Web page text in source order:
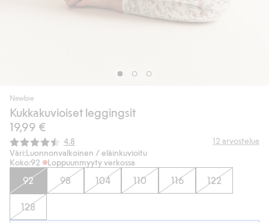
Newbie
Kukkakuvioiset leggingsit
19,99 €
Keskimääräinen luokitus:
4.8 12 arvostelua
Väri:Luonnonvalkoinen / eläinkuvioitu
Koko:92 Loppuunmyyty verkossa
92 98 104 110 116 122
128